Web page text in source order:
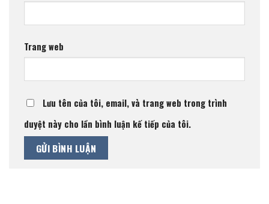
Trang web
Lưu tên của tôi, email, và trang web trong trình
duyệt này cho lần bình luận kế tiếp của tôi.